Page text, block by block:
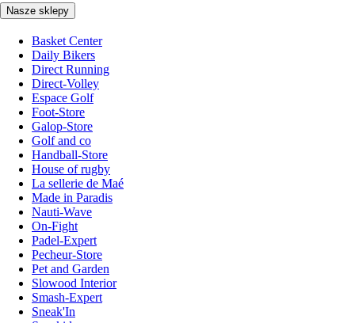
Nasze sklepy
Basket Center
Daily Bikers
Direct Running
Direct-Volley
Espace Golf
Foot-Store
Galop-Store
Golf and co
Handball-Store
House of rugby
La sellerie de Maé
Made in Paradis
Nauti-Wave
On-Fight
Padel-Expert
Pecheur-Store
Pet and Garden
Slowood Interior
Smash-Expert
Sneak'In